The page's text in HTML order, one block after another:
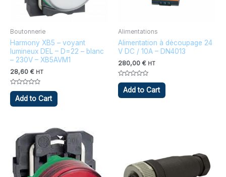
Boutonnerie
Harmony XB5 – voyant
lumineux DEL – D=22 – blanc
– 230V – XB5AVM1
28,60 € HT
Note
sur
5
Add to Cart
Alimentations
Alimentation à découpage 24
V DC / 10A – DN4013
280,00 € HT
Note
sur
5
Add to Cart